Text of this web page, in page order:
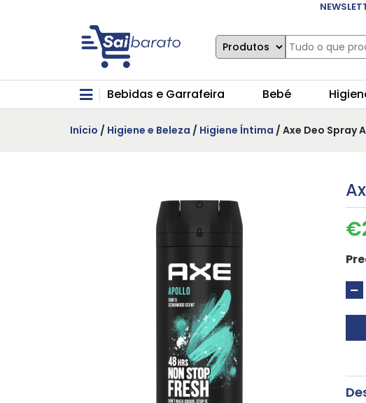
Bebidas e Garrafeira Bebé
Início / Higiene e Beleza / Higiene Íntima / Axe Deo Spray
€